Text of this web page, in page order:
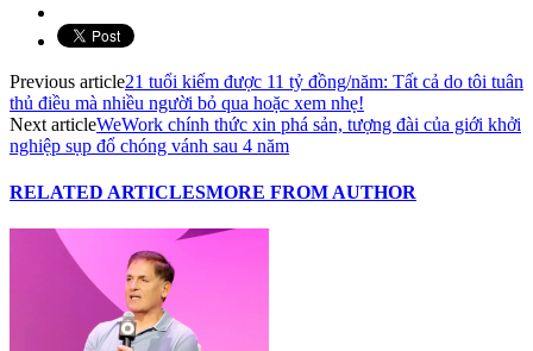
Previous article21 tuổi kiếm được 11 tỷ đồng/năm: Tất cả do tôi tuân
thủ điều mà nhiều người bỏ qua hoặc xem nhẹ!
Next articleWeWork chính thức xin phá sản, tượng đài của giới khởi
nghiệp sụp đổ chóng vánh sau 4 năm
RELATED ARTICLESMORE FROM AUTHOR